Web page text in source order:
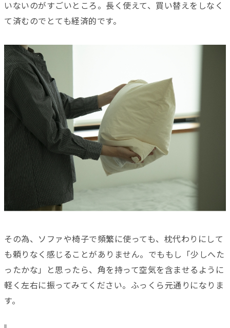
いないのがすごいところ。長く使えて、買い替えをしなく
て済むのでとても経済的です。
その為、ソファや椅子で頻繁に使っても、枕代わりにして
も頼りなく感じることがありません。でももし「少しへた
ったかな」と思ったら、角を持って空気を含ませるように
軽く左右に振ってみてください。ふっくら元通りになりま
す。